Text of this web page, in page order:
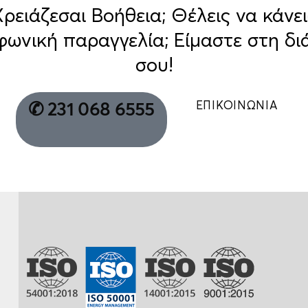
Βοήθεια; Θέλεις να
παραγγελία; Είμαστε στη
σου!
✆ 231 068 6555 ΕΠΙΚΟΙΝΩΝΙΑ